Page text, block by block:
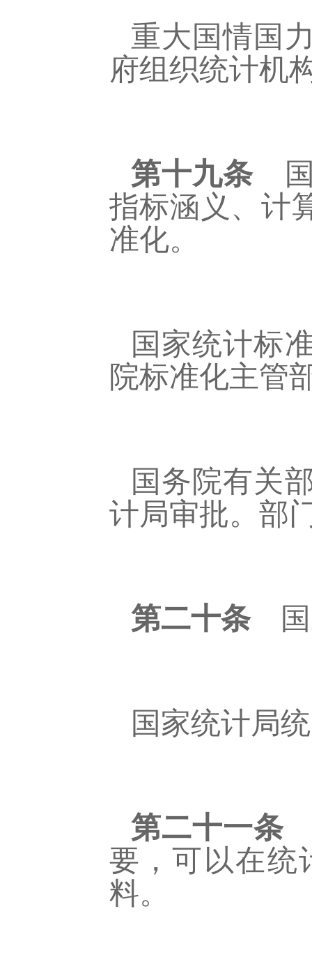
重大国情国
府组织统计机
第十九条 国
指标涵义、计
准化。
国家统计标
院标准化主管
国务院有关
计局审批。部
第二十条国
国家统计局
第二十一条
要，可以在统
料。